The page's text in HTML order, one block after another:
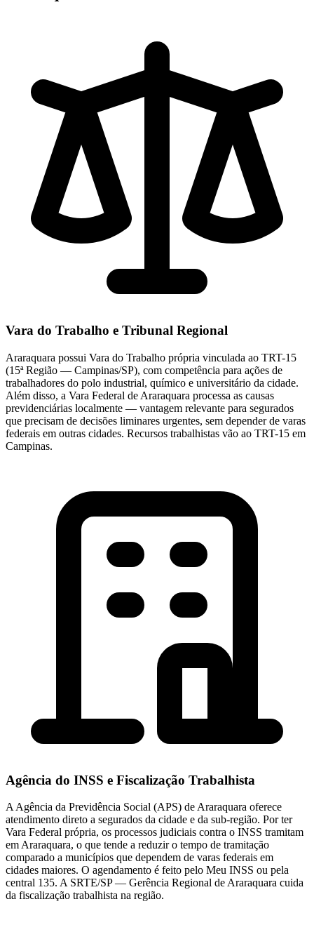
Vara do Trabalho e Tribunal Regional
Araraquara possui Vara do Trabalho própria vinculada ao TRT-15
(15ª Região — Campinas/SP), com competência para ações de
trabalhadores do polo industrial, químico e universitário da cidade.
Além disso, a Vara Federal de Araraquara processa as causas
previdenciárias localmente — vantagem relevante para segurados
que precisam de decisões liminares urgentes, sem depender de varas
federais em outras cidades. Recursos trabalhistas vão ao TRT-15 em
Campinas.
Agência do INSS e Fiscalização Trabalhista
A Agência da Previdência Social (APS) de Araraquara oferece
atendimento direto a segurados da cidade e da sub-região. Por ter
Vara Federal própria, os processos judiciais contra o INSS tramitam
em Araraquara, o que tende a reduzir o tempo de tramitação
comparado a municípios que dependem de varas federais em
cidades maiores. O agendamento é feito pelo Meu INSS ou pela
central 135. A SRTE/SP — Gerência Regional de Araraquara cuida
da fiscalização trabalhista na região.